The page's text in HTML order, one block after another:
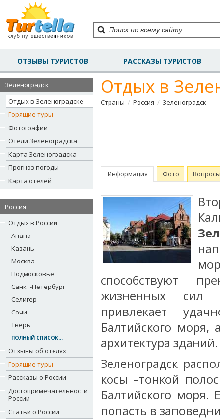
ОТЗЫВЫ ТУРИСТОВ РАССКАЗЫ ТУРИСТОВ
Зеленоградск
Отдых в Зеленоградске
Горящие туры
Фотографии
Отели Зеленоградска
Карта Зеленоградска
Прогноз погоды
Карта отелей
Россия
Отдых в России
Анапа
Казань
Москва
Подмосковье
Санкт-Петербург
Селигер
Сочи
Тверь
ПОЛНЫЙ СПИСОК...
Отзывы об отелях
Горящие туры
Рассказы о России
Достопримечательности
России
Статьи о России
Отдых в
Страны / Россия / Зеленоградск
Информация Фото Вопросы
способствуют
жизненных сил
привлекает
Балтийского моря,
архитектура зданий.
Зеленоградск
косы –тонкой
Балтийского
попасть в